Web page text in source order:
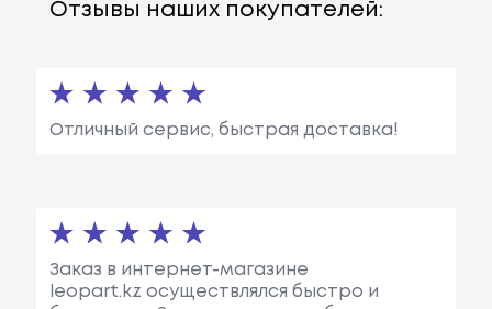
Отзывы наших покупателей:
Отличный сервис, быстрая доставка!
Заказ в интернет-магазине
leopart.kz осуществлялся быстро и